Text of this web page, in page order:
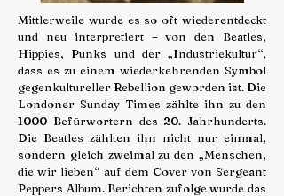
Mittlerweile wurde es so oft wiederentdeckt
und neu interpretiert – von den Beatles,
Hippies, Punks und der „Industriekultur“,
dass es zu einem wiederkehrenden Symbol
gegenkultureller Rebellion geworden ist. Die
Londoner Sunday Times zählte ihn zu den
1000 Befürwortern des 20. Jahrhunderts.
Die Beatles zählten ihn nicht nur einmal,
sondern gleich zweimal zu den „Menschen,
die wir lieben“ auf dem Cover von Sergeant
Peppers Album. Berichten zufolge wurde das